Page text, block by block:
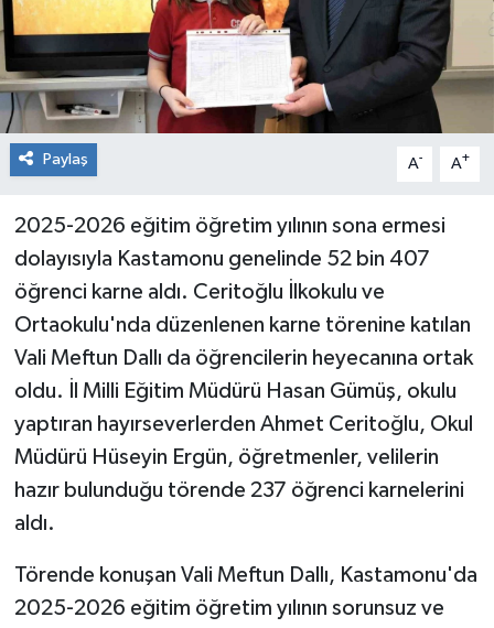
Paylaş A- A+
2025-2026 eğitim öğretim yılının sona ermesi
dolayısıyla Kastamonu genelinde 52 bin 407
öğrenci karne aldı. Ceritoğlu İlkokulu ve
Ortaokulu'nda düzenlenen karne törenine katılan
Vali Meftun Dallı da öğrencilerin heyecanına ortak
oldu. İl Milli Eğitim Müdürü Hasan Gümüş, okulu
yaptıran hayırseverlerden Ahmet Ceritoğlu, Okul
Müdürü Hüseyin Ergün, öğretmenler, velilerin
hazır bulunduğu törende 237 öğrenci karnelerini
aldı.
Törende konuşan Vali Meftun Dallı, Kastamonu'da
2025-2026 eğitim öğretim yılının sorunsuz ve
Künye